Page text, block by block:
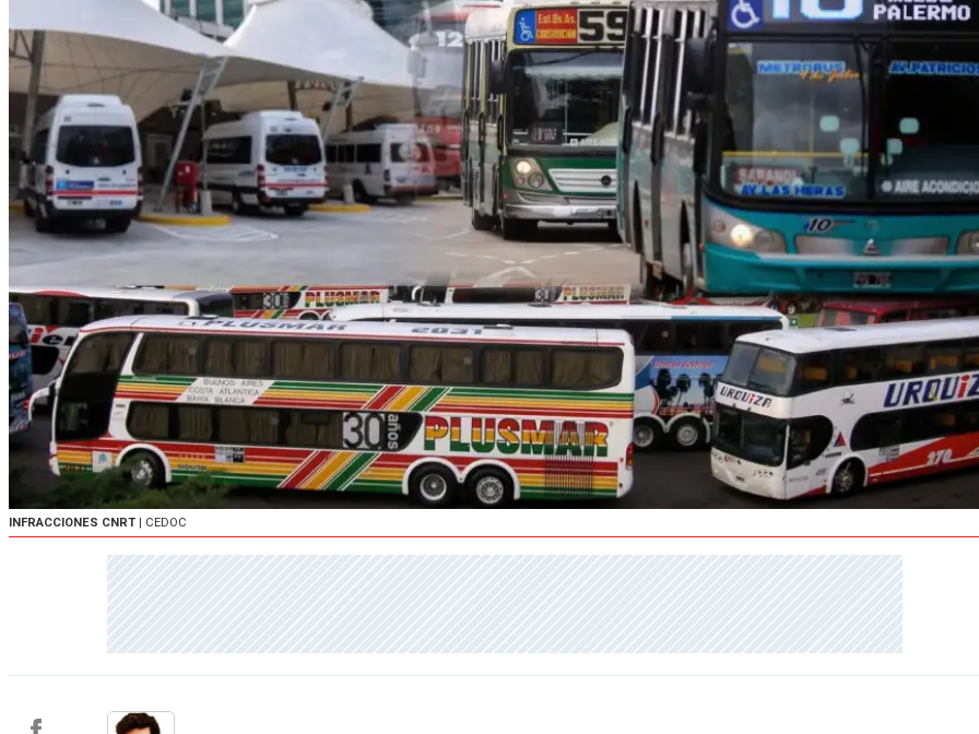
INFRACCIONES CNRT | CEDOC